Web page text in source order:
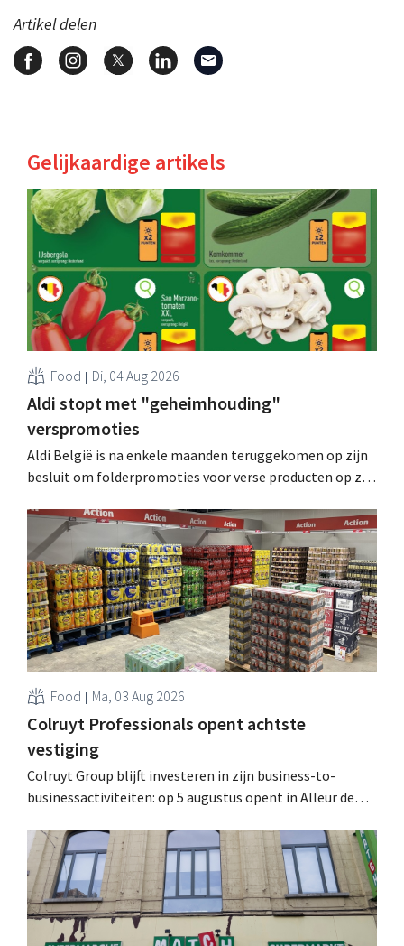
Artikel delen
Gelijkaardige artikels
Food Di, 04 Aug 2026
Aldi stopt met "geheimhouding"
verspromoties
Aldi België is na enkele maanden teruggekomen op zijn
besluit om folderpromoties voor verse producten op zijn
werking treden: "Onze klanten willen goed
geïnformeerd worden." .
Food Ma, 03 Aug 2026
Colruyt Professionals opent achtste
vestiging
Colruyt Group blijft investeren in zijn business-to-
businessactiviteiten: op 5 augustus opent in Alleur de
winkelformule die zich uitsluitend richt op professionele
klanten. .